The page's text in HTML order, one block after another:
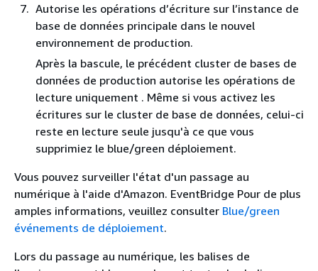
Autorise les opérations d’écriture sur l’instance de
base de données principale dans le nouvel
environnement de production.
Après la bascule, le précédent cluster de bases de
données de production autorise les opérations de
lecture uniquement . Même si vous activez les
écritures sur le cluster de base de données, celui-ci
reste en lecture seule jusqu'à ce que vous
supprimiez le blue/green déploiement.
Vous pouvez surveiller l'état d'un passage au
numérique à l'aide d'Amazon. EventBridge Pour de plus
amples informations, veuillez consulter Blue/green
événements de déploiement.
Lors du passage au numérique, les balises de